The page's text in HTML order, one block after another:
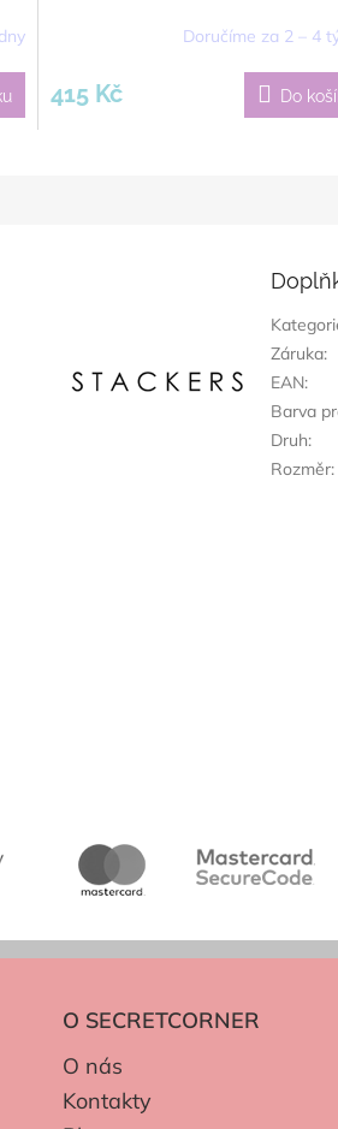
Doručíme za 2 – 4
415 Kč Do
Záruka:
EAN:
Barva
Druh:
Rozměr:
O SECRETCORNER
O nás
Kontakty